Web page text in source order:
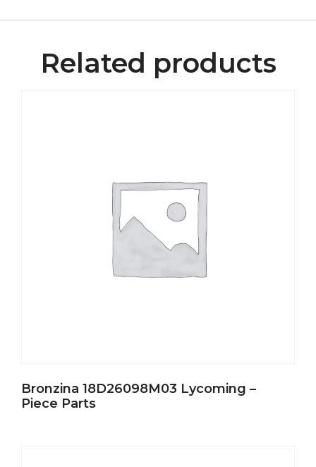
Related products
Bronzina 18D26098M03 Lycoming –
Piece Parts